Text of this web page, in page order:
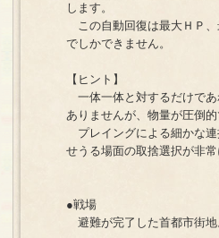
します。
この自動回復は最大ＨＰ、
でしかできません。
【ヒント】
一体一体と対するだけで
ありませんが、物量が圧倒的
プレイングによる細かな
せうる場面の取捨選択が非常
●戦場
避難が完了した首都市街地